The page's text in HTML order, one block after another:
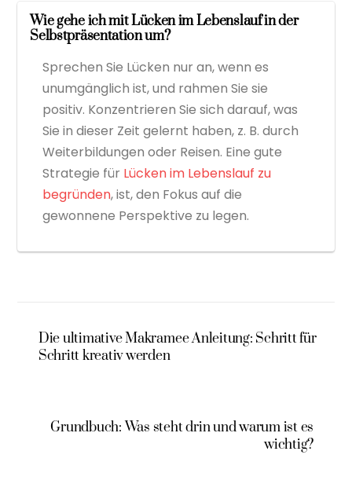
Wie gehe ich mit Lücken im Lebenslauf in der
Selbstpräsentation um?
Sprechen Sie Lücken nur an, wenn es
unumgänglich ist, und rahmen Sie sie
positiv. Konzentrieren Sie sich darauf, was
Sie in dieser Zeit gelernt haben, z. B. durch
Weiterbildungen oder Reisen. Eine gute
Strategie für Lücken im Lebenslauf zu
begründen, ist, den Fokus auf die
gewonnene Perspektive zu legen.
Die ultimative Makramee Anleitung: Schritt für
Schritt kreativ werden
Grundbuch: Was steht drin und warum ist es
wichtig?